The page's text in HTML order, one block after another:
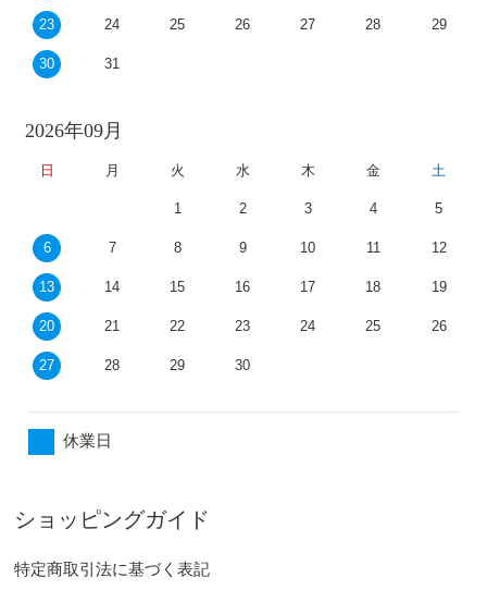
23 24 25 26 27 28 29
30 31
2026年09月
日 月 火 水 木 金 土
1 2 3 4 5
6 7 8 9 10 11 12
13 14 15 16 17 18 19
20 21 22 23 24 25 26
27 28 29 30
休業日
ショッピングガイド
特定商取引法に基づく表記